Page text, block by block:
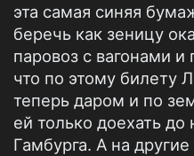
эта самая синяя
беречь как зеницу
паровоз с вагонами и
что по этому билету
теперь даром и по
ей только доехать до
Гамбурга. А на